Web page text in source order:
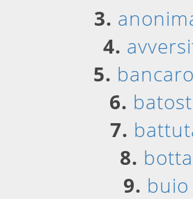
3.
4.
5.
6.
7.
8. botta
9. buio